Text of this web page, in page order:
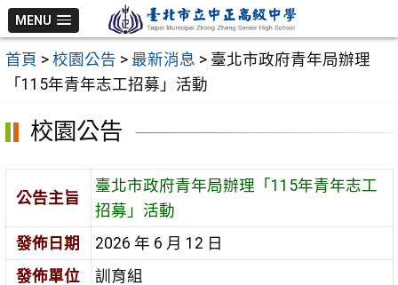
跳
至
主
MENU
首頁 > 校園公告 > 最新消息 > 臺北市政府青年局辦理
「115年青年志工招募」活動
校園公告
公告主旨
臺北市政府青年局辦理「115年青年志工
招募」活動
發佈日期
2026 年 6 月 12 日
發佈單位
訓育組